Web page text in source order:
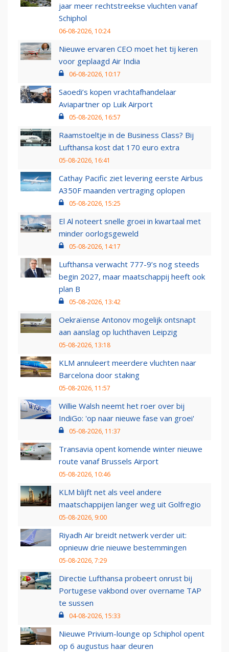
jaar meer rechtstreekse vluchten vanaf
Schiphol
06-08-2026, 10:24
Nieuwe ervaren CEO moet het tij keren
voor geplaagd Air India
06-08-2026, 10:17
Saoedi’s kopen vrachtafhandelaar
Aviapartner op Luik Airport
05-08-2026, 16:57
Raamstoeltje in de Business Class? Bij
Lufthansa kost dat 170 euro extra
05-08-2026, 16:41
Cathay Pacific ziet levering eerste Airbus
A350F maanden vertraging oplopen
05-08-2026, 15:25
El Al noteert snelle groei in kwartaal met
minder oorlogsgeweld
05-08-2026, 14:17
Lufthansa verwacht 777-9’s nog steeds
begin 2027, maar maatschappij heeft ook
plan B
05-08-2026, 13:42
Oekraïense Antonov mogelijk ontsnapt
aan aanslag op luchthaven Leipzig
05-08-2026, 13:18
KLM annuleert meerdere vluchten naar
Barcelona door staking
05-08-2026, 11:57
Willie Walsh neemt het roer over bij
IndiGo: 'op naar nieuwe fase van groei'
05-08-2026, 11:37
Transavia opent komende winter nieuwe
route vanaf Brussels Airport
05-08-2026, 10:46
KLM blijft net als veel andere
maatschappijen langer weg uit Golfregio
05-08-2026, 9:00
Riyadh Air breidt netwerk verder uit:
opnieuw drie nieuwe bestemmingen
05-08-2026, 7:29
Directie Lufthansa probeert onrust bij
Portugese vakbond over overname TAP
te sussen
04-08-2026, 15:33
Nieuwe Privium-lounge op Schiphol opent
op 6 augustus haar deuren